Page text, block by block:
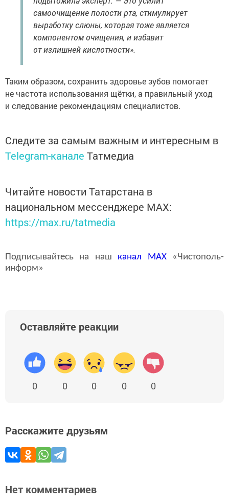
самоочищение полости рта, стимулирует
выработку слюны, которая тоже является
компонентом очищения, и избавит
от излишней кислотности».
Таким образом, сохранить здоровье зубов помогает
не частота использования щётки, а правильный уход
и следование рекомендациям специалистов.
Следите за самым важным и интересным в
Telegram-канале Татмедиа
Читайте новости Татарстана в
национальном мессенджере MАХ:
https://max.ru/tatmedia
Подписывайтесь на наш канал MAX«Чистополь-
информ»
Оставляйте реакции
0 0 0 0 0
Расскажите друзьям
Нет комментариев